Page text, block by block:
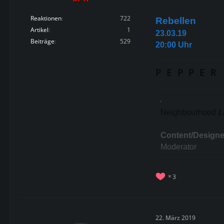
Reaktionen
722
Artikel
1
Beiträge
529
Rebellen
23.03.19
20:00 Uhr
Content/
Moderator
3
22. März 2019